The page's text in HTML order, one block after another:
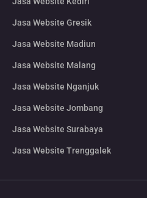
Jasa Website Gresik
Jasa Website Madiun
Jasa Website Malang
Jasa Website Nganjuk
Jasa Website Jombang
Jasa Website Surabaya
Jasa Website Trenggalek